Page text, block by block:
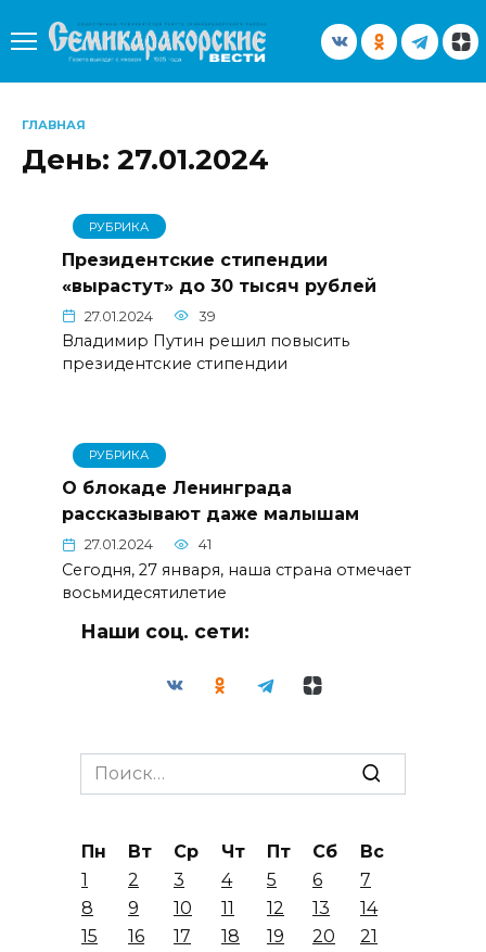
содержанию
ГЛАВНАЯ
День: 27.01.2024
РУБРИКА
Президентские стипендии
«вырастут» до 30 тысяч рублей
27.01.2024 39
Владимир Путин решил повысить
президентские стипендии
РУБРИКА
О блокаде Ленинграда
рассказывают даже малышам
27.01.2024 41
Сегодня, 27 января, наша страна отмечает
восьмидесятилетие
Наши соц. сети:
Search
for:
Пн Вт Ср Чт Пт Сб
Вс
1
2 3 4 5 6
7
8
9 10 11 12 13
14
15
16 17 18 19 20
21